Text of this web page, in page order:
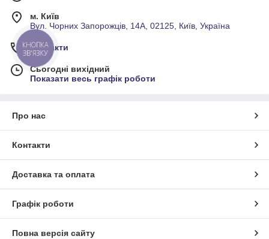
м. Київ
Вул. Чорних Запорожців, 14А, 02125, Київ, Україна
Контакти
Сьогодні вихідний
Показати весь графік роботи
Про нас
Контакти
Доставка та оплата
Графік роботи
Повна версія сайту
КНОПКА
ЗВ'ЯЗКУ